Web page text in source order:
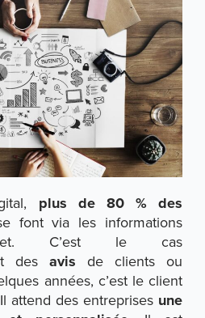
plus de 80 % des
font via les informations
C’est le cas
desavisde clients ou
années, c’est le client
attend des entreprises une